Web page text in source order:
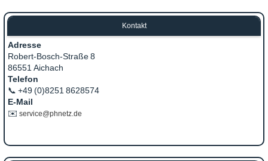
Kontakt
Adresse
Robert‑Bosch‑Straße 8
86551 Aichach
Telefon
📞 +49 (0)8251 8628574
E‑Mail
✉️ service@phnetz.de